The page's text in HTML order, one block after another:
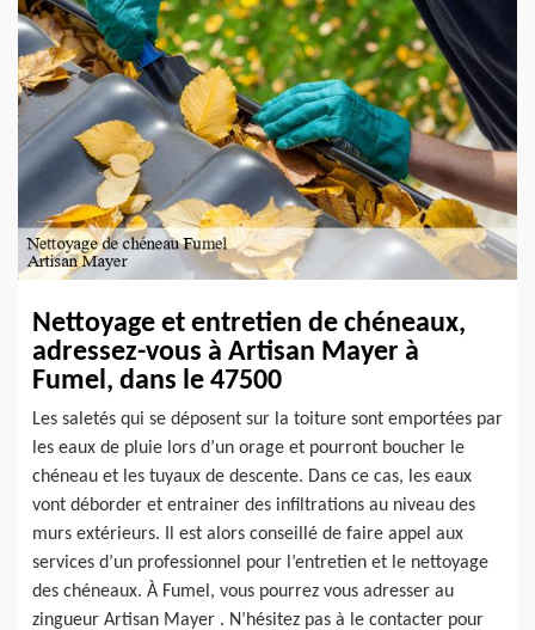
Nettoyage et entretien de chéneaux,
adressez-vous à Artisan Mayer à
Fumel, dans le 47500
Les saletés qui se déposent sur la toiture sont emportées par
les eaux de pluie lors d’un orage et pourront boucher le
chéneau et les tuyaux de descente. Dans ce cas, les eaux
vont déborder et entrainer des infiltrations au niveau des
murs extérieurs. Il est alors conseillé de faire appel aux
services d’un professionnel pour l’entretien et le nettoyage
des chéneaux. À Fumel, vous pourrez vous adresser au
zingueur Artisan Mayer . N’hésitez pas à le contacter pour